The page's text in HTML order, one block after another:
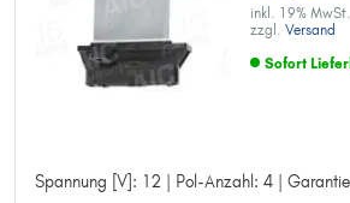
inkl. 19% MwSt.
zzgl. Versand
Sofort
Spannung [V]: 12 | Pol-Anzahl: 4 |
Spannung [V]: 12